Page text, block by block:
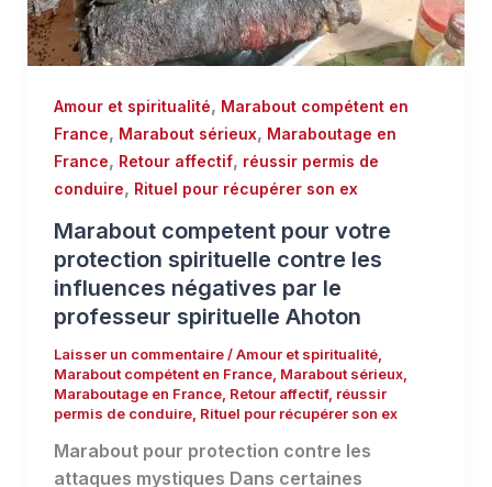
Amour et spiritualité, Marabout compétent en
France, Marabout sérieux, Maraboutage en
France, Retour affectif, réussir permis de
conduire, Rituel pour récupérer son ex
Marabout competent pour votre
protection spirituelle contre les
influences négatives par le
professeur spirituelle Ahoton
Laisser un commentaire /Amour et spiritualité,
Marabout compétent en France, Marabout sérieux,
Maraboutage en France, Retour affectif, réussir
permis de conduire, Rituel pour récupérer son ex
Marabout pour protection contre les
attaques mystiques Dans certaines